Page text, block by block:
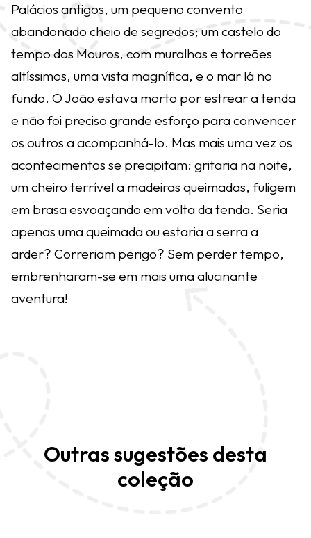
Palácios antigos, um pequeno convento
abandonado cheio de segredos; um castelo do
tempo dos Mouros, com muralhas e torreões
altíssimos, uma vista magnífica, e o mar lá no
fundo. O João estava morto por estrear a tenda
e não foi preciso grande esforço para convencer
os outros a acompanhá-lo. Mas mais uma vez os
acontecimentos se precipitam: gritaria na noite,
um cheiro terrível a madeiras queimadas, fuligem
em brasa esvoaçando em volta da tenda. Seria
apenas uma queimada ou estaria a serra a
arder? Correriam perigo? Sem perder tempo,
embrenharam-se em mais uma alucinante
aventura!
Outras sugestões desta
coleção